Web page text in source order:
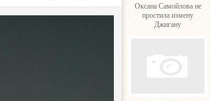
Оксана Самойлова не
простила измену
Джигану